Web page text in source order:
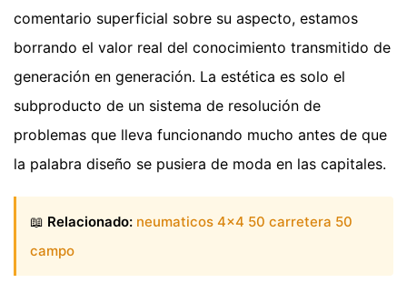
comentario superficial sobre su aspecto, estamos
borrando el valor real del conocimiento transmitido de
generación en generación. La estética es solo el
subproducto de un sistema de resolución de
problemas que lleva funcionando mucho antes de que
la palabra diseño se pusiera de moda en las capitales.
📖 Relacionado: neumaticos 4x4 50 carretera 50
campo